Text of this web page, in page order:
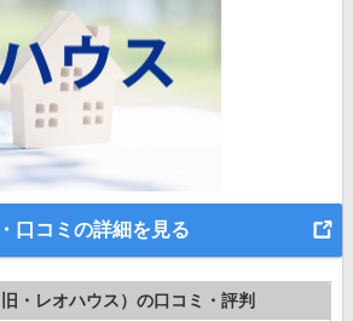
口コミの詳細を見る
・レオハウス）の口コミ・評判